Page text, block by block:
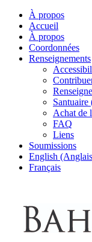
À propos
Accueil
À propos
Coordonnées
Renseignements
Achat de
FAQ
Liens
Soumissions
English
Français